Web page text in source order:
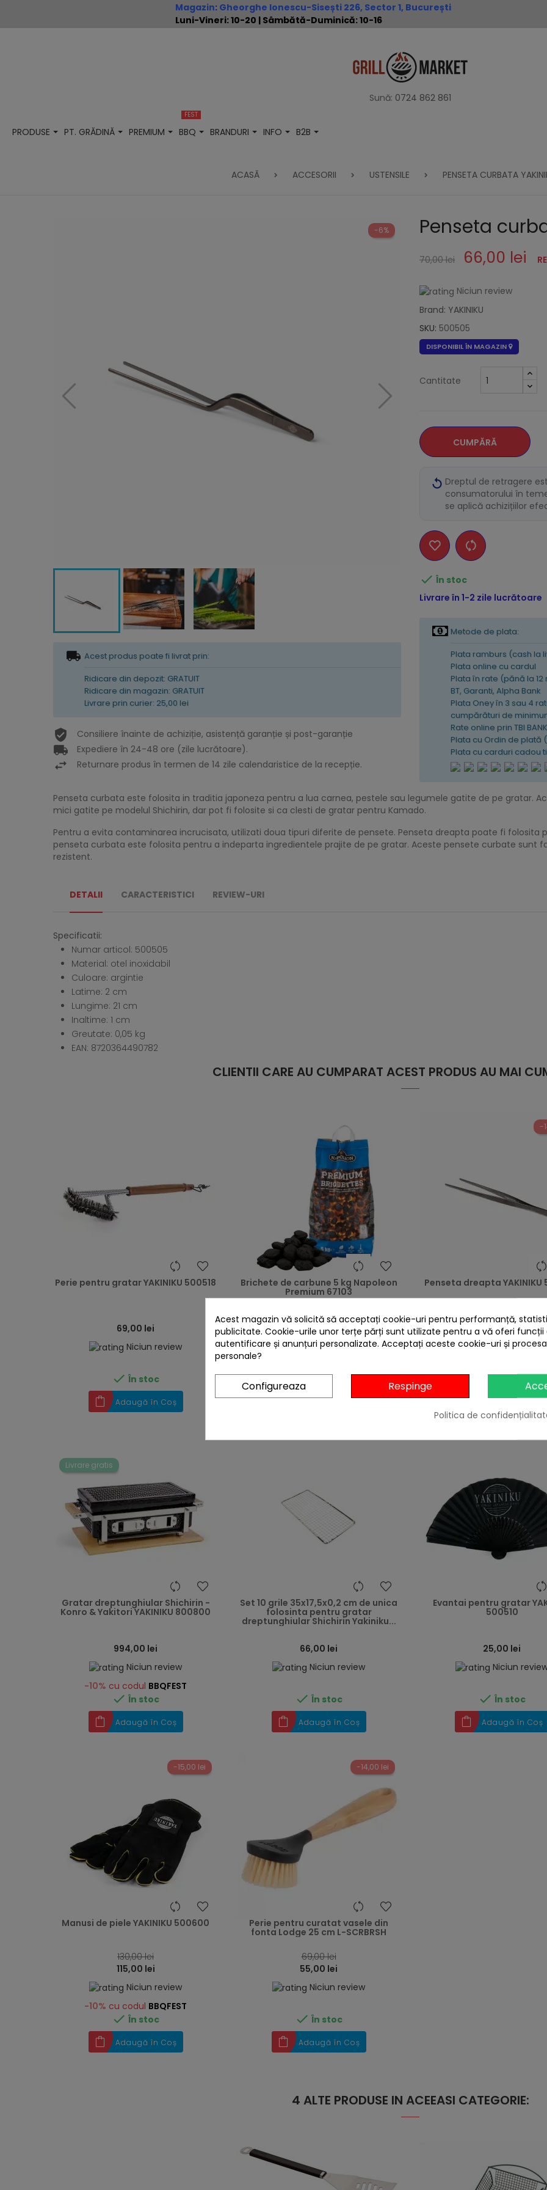
Magazin: Gheorghe Ionescu-Sisești 226, Sector 1, București
Luni-Vineri: 10-20 | Sâmbătă-Duminică: 10-16
Sună: 0724 862 861
PRODUSE PT. GRĂDINĂ PREMIUM BBQ
FEST
BRANDURI INFO
B2B
ACASĂ ACCESORII USTENSILE PENSETA CURBATA
Acest produs poate fi livrat prin:
Ridicare din depozit: GRATUIT
Ridicare din magazin: GRATUIT
Livrare prin curier: 25,00 lei
Consiliere înainte de achiziție, asistență garanție și post-garanție
Expediere în 24-48 ore (zile lucrătoare).
Returnare produs în termen de 14 zile calendaristice de la recepție.
-6% Penseta
70,00 lei 66,00 lei
Niciun review
Brand: YAKINIKU
SKU: 500505
DISPONIBIL ÎN MAGAZIN
Cantitate
CUMPĂRĂ
Dreptul de retragere
consumatorului în
se aplică achizițiilor
 În stoc
Livrare în 1-2 zile lucrătoare
Metode de plata:
Plata ramburs (cash la
Plata online cu cardul
Plata în rate (pănă la
BT, Garanti, Alpha Bank
Plata Oney în 3 sau 4
cumpărături de
Rate online prin TBI BANK
Plata cu Ordin de plată
Plata cu carduri cadou
Penseta curbata este folosita in traditia japoneza pentru a lua carnea, pestele sau legumele gatite de pe gratar.
mici gatite pe modelul Shichirin, dar pot fi folosite si ca clesti de gratar pentru Kamado.
Pentru a evita contaminarea incrucisata, utilizati doua tipuri diferite de pensete. Penseta dreapta poate fi
penseta curbata este folosita pentru a indeparta ingredientele prajite de pe gratar. Aceste pensete curbate sunt
rezistent.
DETALII CARACTERISTICI REVIEW-URI
Specificatii:
Numar articol: 500505
Material: otel inoxidabil
Culoare: argintie
Latime: 2 cm
Lungime: 21 cm
Inaltime: 1 cm
Greutate: 0,05 kg
EAN: 8720364490782
CLIENTII CARE AU CUMPARAT ACEST PRODUS AU MAI
heart
Perie pentru gratar YAKINIKU 500518
69,00 lei
Niciun review
 În stoc
Adaugă în Coș
heart
Brichete de carbune 5 kg Napoleon
Premium 67103
70,00 lei
Niciun review

-
Penseta dreapta YAKINIKU
89,00 lei
75,00 lei
Niciun

Livrare gratis
heart
Gratar dreptunghiular Shichirin -
Konro & Yakitori YAKINIKU 800800
994,00 lei
Niciun review
-10% cu codul BBQFEST
 În stoc
Adaugă în Coș
heart
Set 10 grile 35x17,5x0,2 cm de unica
folosinta pentru gratar
dreptunghiular Shichirin Yakiniku...
66,00 lei
Niciun review
 În stoc
Adaugă în Coș
Evantai pentru gratar
500510
25,00 lei
Niciun
 În stoc
Adaugă în Coș
-15,00 lei
heart
Manusi de piele YAKINIKU 500600
130,00 lei
115,00 lei
Niciun review
-10% cu codul BBQFEST
 În stoc
Adaugă în Coș
-14,00 lei
heart
Perie pentru curatat vasele din
fonta Lodge 25 cm L-SCRBRSH
69,00 lei
55,00 lei
Niciun review
 În stoc
Adaugă în Coș
4 ALTE PRODUSE IN ACEEASI CATEGORIE:
Acest magazin vă solicită să acceptați cookie-uri pentru performanță,
publicitate. Cookie-urile unor terțe părți sunt utilizate pentru a vă oferi funcții
autentificare și anunțuri personalizate. Acceptați aceste cookie-uri și
personale?
Configureaza Respinge
Politica de